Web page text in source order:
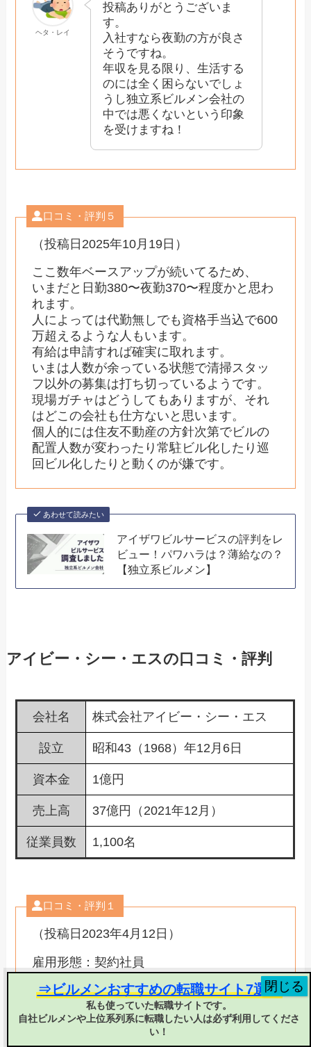
ヘタ・レイ
投稿ありがとうございま
す。
入社すなら夜勤の方が良さ
そうですね。
年収を見る限り、生活する
のには全く困らないでしょ
うし独立系ビルメン会社の
中では悪くないという印象
を受けますね！
口コミ・評判５
（投稿日2025年10月19日）
ここ数年ベースアップが続いてるため、
いまだと日勤380〜夜勤370〜程度かと思わ
れます。
人によっては代勤無しでも資格手当込で600
万超えるような人もいます。
有給は申請すれば確実に取れます。
いまは人数が余っている状態で清掃スタッ
フ以外の募集は打ち切っているようです。
現場ガチャはどうしてもありますが、それ
はどこの会社も仕方ないと思います。
個人的には住友不動産の方針次第でビルの
配置人数が変わったり常駐ビル化したり巡
回ビル化したりと動くのが嫌です。
あわせて読みたい
アイザワビルサービスの評判をレ
ビュー！パワハラは？薄給なの？
【独立系ビルメン】
アイビー・シー・エスの口コミ・評判
会社名 株式会社アイビー・シー・エス
設立 昭和43（1968）年12月6日
資本金 1億円
売上高 37億円（2021年12月）
従業員数 1,100名
口コミ・評判１
（投稿日2023年4月12日）
雇用形態：契約社員
年収：294万円
年収（残業含む）：294万円
残業時間（月）：なし
年間休日：でていない
⇒ビルメンおすすめの転職サイト7選！
私も使っていた転職サイトです。
自社ビルメンや上位系列系に転職したい人は必ず利用してくださ
い！